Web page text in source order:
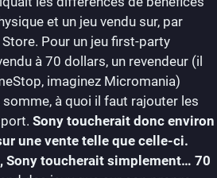
et un jeu vendu sur, par
Pour un jeu first-party
à 70 dollars, un revendeur (il
imaginez Micromania)
à quoi il faut rajouter les
Sony toucherait donc environ
une vente telle que celle-ci.
Sony toucherait simplement… 70